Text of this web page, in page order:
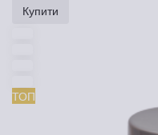
Купити
ТОП